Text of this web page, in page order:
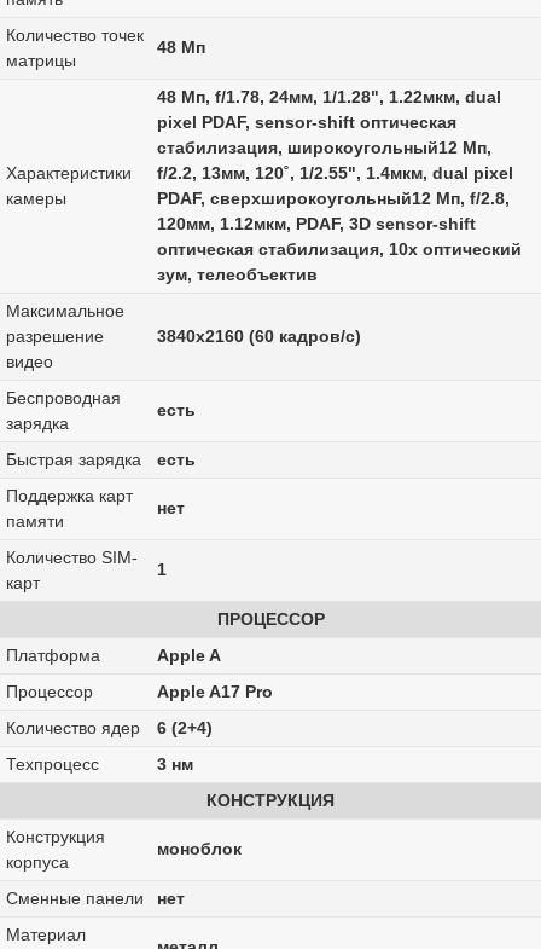
Количество точек
матрицы
48 Мп
Характеристики
камеры
48 Мп, f/1.78, 24мм, 1/1.28", 1.22мкм, dual
pixel PDAF, sensor-shift оптическая
стабилизация, широкоугольный12 Мп,
f/2.2, 13мм, 120˚, 1/2.55", 1.4мкм, dual pixel
PDAF, сверхширокоугольный12 Мп, f/2.8,
120мм, 1.12мкм, PDAF, 3D sensor‑shift
оптическая стабилизация, 10x оптический
зум, телеобъектив
Максимальное
разрешение
видео
3840x2160 (60 кадров/с)
Беспроводная
зарядка
есть
Быстрая зарядка
есть
Поддержка карт
памяти
нет
Количество SIM-
карт
1
ПРОЦЕССОР
Платформа
Apple A
Процессор
Apple A17 Pro
Количество ядер
6 (2+4)
Техпроцесс
3 нм
КОНСТРУКЦИЯ
Конструкция
корпуса
моноблок
Сменные панели
нет
Материал